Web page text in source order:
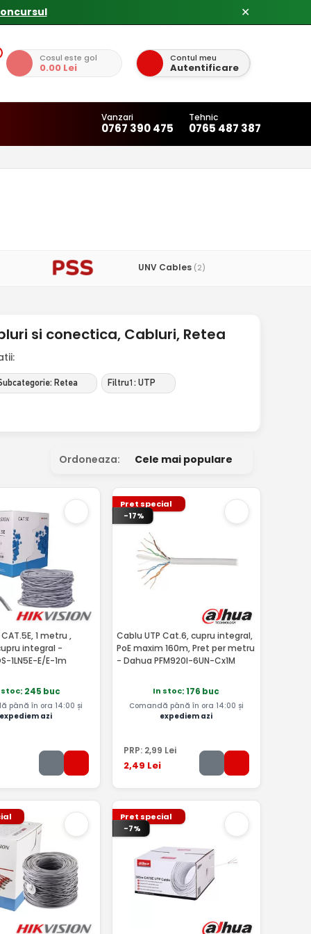
✕
Cosul este gol
0.00 Lei
Contul meu
Autentificare
Vanzari
0767 390 475
Tehnic
0765 487 387
UNV Cables (2)
si conectica, Cabluri, Retea
Retea Filtru1: UTP
Ordoneaza: Cele mai populare
1 metru ,
integral -
1LN5E-E/E-1m
stoc: 245 buc
până în ora 14:00 și
azi
Pret special
-17%
Cablu UTP Cat.6, cupru integral,
PoE maxim 160m, Pret per metru
- Dahua PFM920I-6UN-Cx1M
In stoc: 176 buc
Comandă până în ora 14:00 și
expediem azi
PRP: 2,99 Lei
2,49 Lei
Pret special
-7%